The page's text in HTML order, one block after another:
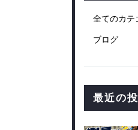
全てのカテ
ブログ
最近の